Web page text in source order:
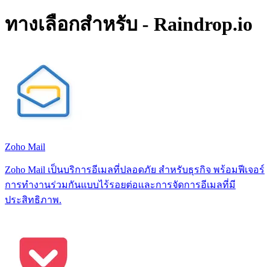
ทางเลือกสำหรับ - Raindrop.io
Zoho Mail
Zoho Mail เป็นบริการอีเมลที่ปลอดภัย สำหรับธุรกิจ พร้อมฟีเจอร์
การทำงานร่วมกันแบบไร้รอยต่อและการจัดการอีเมลที่มี
ประสิทธิภาพ.